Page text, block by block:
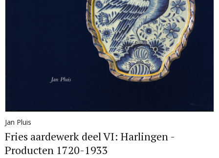
Jan Pluis
Fries aardewerk deel VI: Harlingen -
Producten 1720-1933